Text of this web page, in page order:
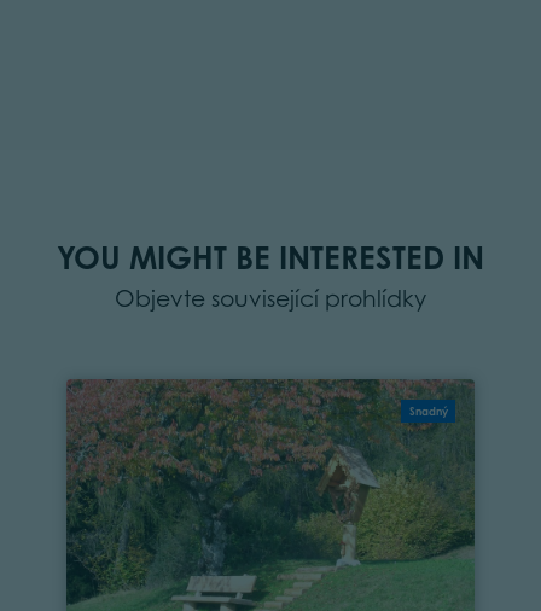
YOU MIGHT BE INTERESTED IN
Objevte související prohlídky
Snadný